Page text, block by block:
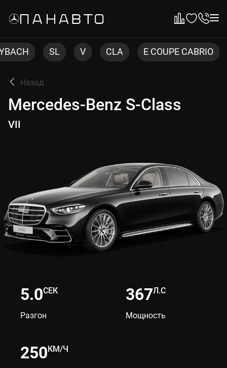
V CLA E COUPE CABRIO ML CLS
Назад
Mercedes-Benz S-Class
Mercedes-Benz S-Class
VII
СЕК
Разгон
Л.С
Мощность
КМ/Ч